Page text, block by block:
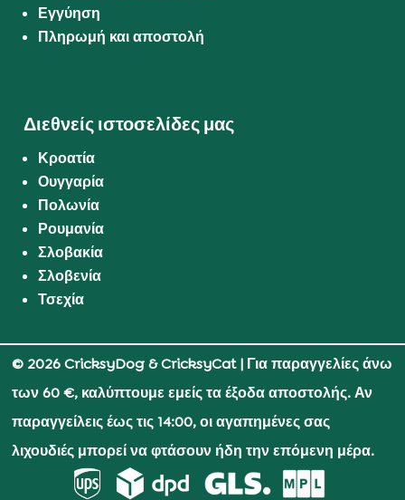
Εγγύηση
Πληρωμή και αποστολή
Διεθνείς ιστοσελίδες μας
Κροατία
Ουγγαρία
Πολωνία
Ρουμανία
Σλοβακία
Σλοβενία
Τσεχία
© 2026 CricksyDog & CricksyCat| Για παραγγελίες άνω
των 60 €, καλύπτουμε εμείς τα έξοδα αποστολής. Αν
παραγγείλεις έως τις 14:00, οι αγαπημένες σας
λιχουδιές μπορεί να φτάσουν ήδη την επόμενη μέρα.